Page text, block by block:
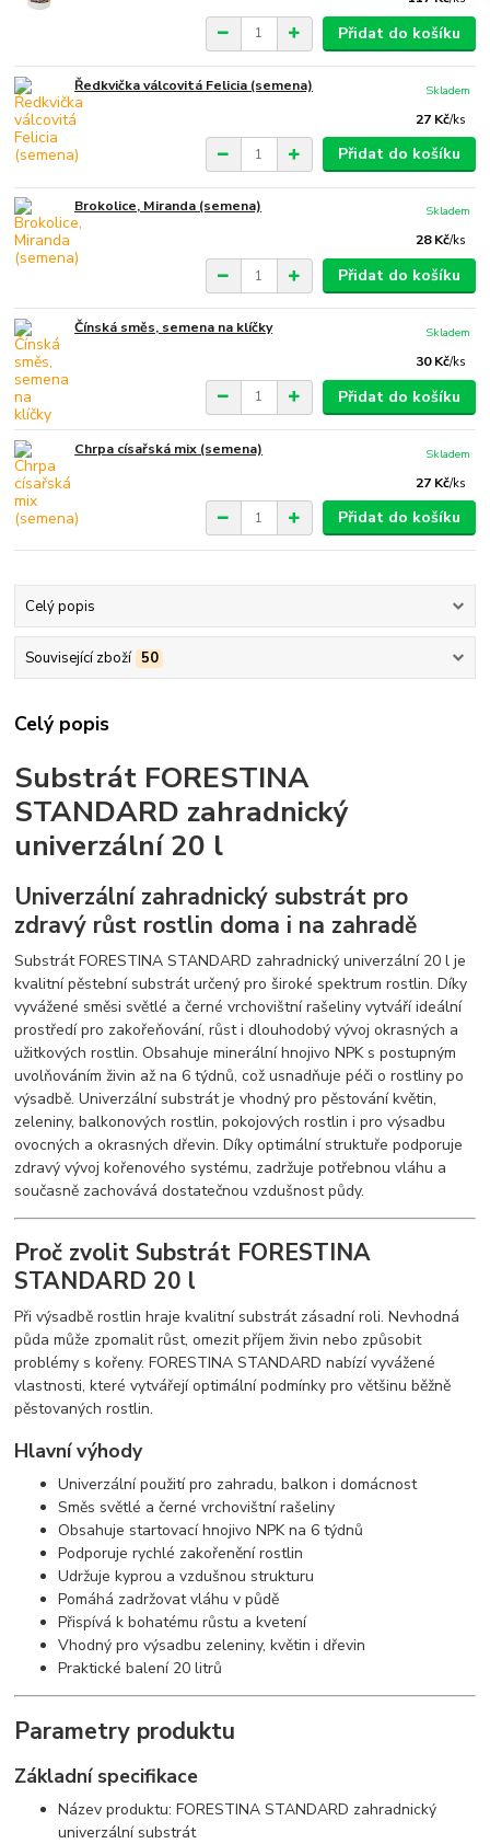
Přidat do košíku
Ředkvička válcovitá Felicia (semena)
27 Kč/ks
Skladem
Přidat do košíku
Brokolice, Miranda (semena)
28 Kč/ks
Skladem
Přidat do košíku
Čínská směs, semena na klíčky
30 Kč/ks
Skladem
Přidat do košíku
Chrpa císařská mix (semena)
27 Kč/ks
Skladem
Přidat do košíku
Celý popis
Související zboží 50
Celý popis
Substrát FORESTINA
STANDARD zahradnický
univerzální 20 l
Univerzální zahradnický substrát pro
zdravý růst rostlin doma i na zahradě
Substrát FORESTINA STANDARD zahradnický univerzální 20 l je
kvalitní pěstební substrát určený pro široké spektrum rostlin. Díky
vyvážené směsi světlé a černé vrchovištní rašeliny vytváří ideální
prostředí pro zakořeňování, růst i dlouhodobý vývoj okrasných a
užitkových rostlin. Obsahuje minerální hnojivo NPK s postupným
uvolňováním živin až na 6 týdnů, což usnadňuje péči o rostliny po
výsadbě. Univerzální substrát je vhodný pro pěstování květin,
zeleniny, balkonových rostlin, pokojových rostlin i pro výsadbu
ovocných a okrasných dřevin. Díky optimální struktuře podporuje
zdravý vývoj kořenového systému, zadržuje potřebnou vláhu a
současně zachovává dostatečnou vzdušnost půdy.
Proč zvolit Substrát FORESTINA
STANDARD 20 l
Při výsadbě rostlin hraje kvalitní substrát zásadní roli. Nevhodná
půda může zpomalit růst, omezit příjem živin nebo způsobit
problémy s kořeny. FORESTINA STANDARD nabízí vyvážené
vlastnosti, které vytvářejí optimální podmínky pro většinu běžně
pěstovaných rostlin.
Hlavní výhody
Univerzální použití pro zahradu, balkon i domácnost
Směs světlé a černé vrchovištní rašeliny
Obsahuje startovací hnojivo NPK na 6 týdnů
Podporuje rychlé zakořenění rostlin
Udržuje kyprou a vzdušnou strukturu
Pomáhá zadržovat vláhu v půdě
Přispívá k bohatému růstu a kvetení
Vhodný pro výsadbu zeleniny, květin i dřevin
Praktické balení 20 litrů
Parametry produktu
Základní specifikace
Název produktu: FORESTINA STANDARD zahradnický
univerzální substrát